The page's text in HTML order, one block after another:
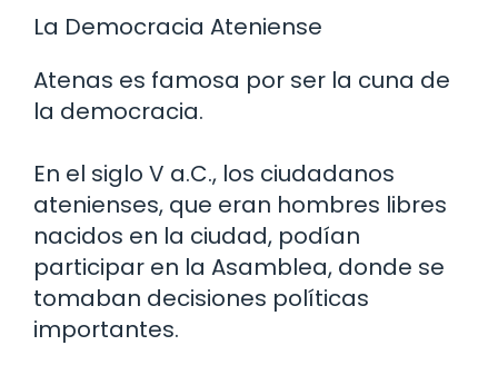
La Democracia Ateniense
Atenas es famosa por ser la cuna de
la democracia.
En el siglo V a.C., los ciudadanos
atenienses, que eran hombres libres
nacidos en la ciudad, podían
participar en la Asamblea, donde se
tomaban decisiones políticas
importantes.